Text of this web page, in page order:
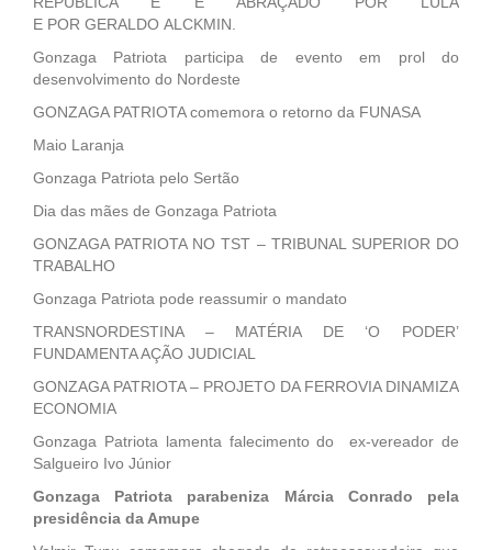
E POR GERALDO ALCKMIN.
Gonzaga Patriota participa de evento em prol do
desenvolvimento do Nordeste
GONZAGA PATRIOTA comemora o retorno da FUNASA
Maio Laranja
Gonzaga Patriota pelo Sertão
Dia das mães de Gonzaga Patriota
GONZAGA PATRIOTA NO TST – TRIBUNAL SUPERIOR DO
TRABALHO
Gonzaga Patriota pode reassumir o mandato
TRANSNORDESTINA – MATÉRIA DE ‘O PODER’
FUNDAMENTA AÇÃO JUDICIAL
GONZAGA PATRIOTA – PROJETO DA FERROVIA DINAMIZA
ECONOMIA
Gonzaga Patriota lamenta falecimento do ex-vereador de
Salgueiro Ivo Júnior
Gonzaga Patriota parabeniza Márcia Conrado pela
presidência da Amupe